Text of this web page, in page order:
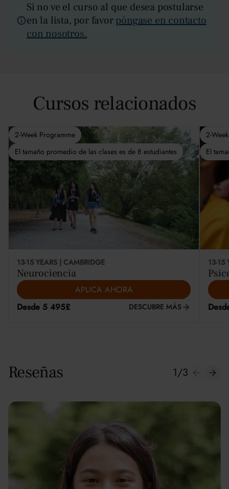
Si no ve el curso al que desea postularse
en la lista, por favorpóngase en contacto
con nosotros.
Cursos relacionados
13-15 YEARS | CAMBRIDGE
Neurociencia
APLICA AHORA
Desde 5 495£
DESCUBRE MÁS
2-Week Programme
El tamaño promedio de las clases es de 8 estudiantes
13-15
2-
El
Reseñas 1/3